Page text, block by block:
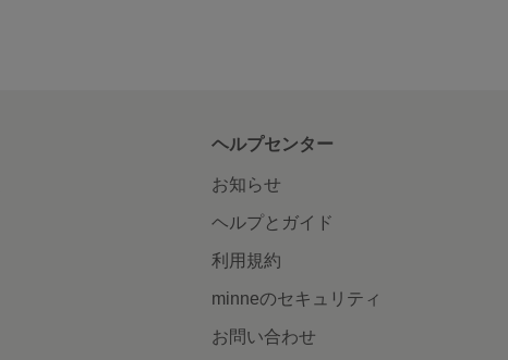
ヘルプセンター
お知らせ
ヘルプとガイド
利用規約
minneのセキュリティ
お問い合わせ